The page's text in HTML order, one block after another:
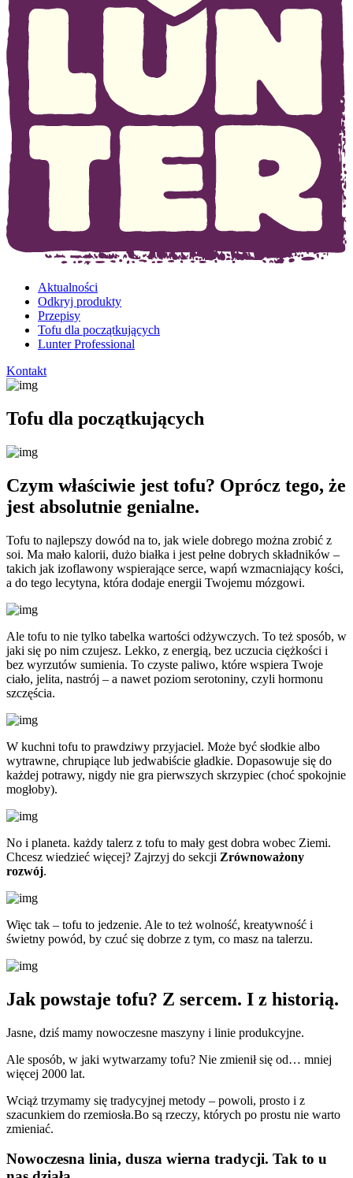
Aktualności
Odkryj produkty
Przepisy
Tofu dla początkujących
Lunter Professional
Kontakt
Tofu dla początkujących
Czym właściwie jest tofu? Oprócz tego, że
jest absolutnie genialne.
Tofu to najlepszy dowód na to, jak wiele dobrego można zrobić z
soi. Ma mało kalorii, dużo białka i jest pełne dobrych składników –
takich jak izoflawony wspierające serce, wapń wzmacniający kości,
a do tego lecytyna, która dodaje energii Twojemu mózgowi.
Ale tofu to nie tylko tabelka wartości odżywczych. To też sposób, w
jaki się po nim czujesz. Lekko, z energią, bez uczucia ciężkości i
bez wyrzutów sumienia. To czyste paliwo, które wspiera Twoje
ciało, jelita, nastrój – a nawet poziom serotoniny, czyli hormonu
szczęścia.
W kuchni tofu to prawdziwy przyjaciel. Może być słodkie albo
wytrawne, chrupiące lub jedwabiście gładkie. Dopasowuje się do
każdej potrawy, nigdy nie gra pierwszych skrzypiec (choć spokojnie
mogłoby).
No i planeta. każdy talerz z tofu to mały gest dobra wobec Ziemi.
Chcesz wiedzieć więcej? Zajrzyj do sekcji Zrównoważony
rozwój.
Więc tak – tofu to jedzenie. Ale to też wolność, kreatywność i
świetny powód, by czuć się dobrze z tym, co masz na talerzu.
Jak powstaje tofu? Z sercem. I z historią.
Jasne, dziś mamy nowoczesne maszyny i linie produkcyjne.
Ale sposób, w jaki wytwarzamy tofu? Nie zmienił się od… mniej
więcej 2000 lat.
Wciąż trzymamy się tradycyjnej metody – powoli, prosto i z
szacunkiem do rzemiosła.Bo są rzeczy, których po prostu nie warto
zmieniać.
Nowoczesna linia, dusza wierna tradycji. Tak to u